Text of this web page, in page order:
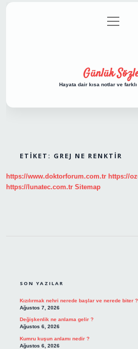
Gizlilik Politikası
menüyü
aç
Günlük
Hayata dair kısa notlar ve
ETIKET: GREJ NE RENKTIR
https://www.doktorforum.com.tr https://
https://lunatec.com.tr Sitemap
SON YAZILAR
Kızılırmak nehri nerede başlar ve nerede biter ?
Ağustos 7, 2026
Değişkenlik ne anlama gelir ?
Ağustos 6, 2026
Kumru kuşun anlamı nedir ?
Ağustos 6, 2026